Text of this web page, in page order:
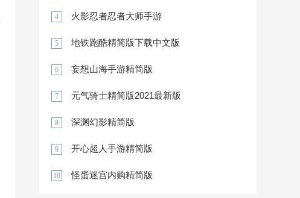
4 火影忍者忍者大师手游
5 地铁跑酷精简版下载中文版
6 妄想山海手游精简版
7 元气骑士精简版2021最新版
8 深渊幻影精简版
9 开心超人手游精简版
10 怪蛋迷宫内购精简版